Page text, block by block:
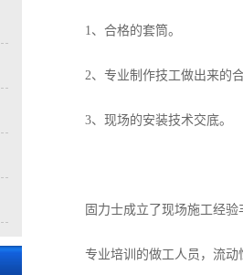
1、合格的套筒。
2、专业制作技工做出来的
3、现场的安装技术交底。
固力士成立了现场施工经
专业培训的做工人员，流